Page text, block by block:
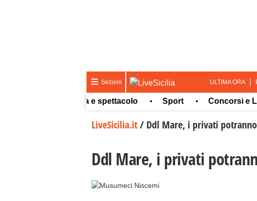
Sezioni ULTIMA ORA
Cultura e spettacolo • Sport • Concorsi e
LiveSicilia.it/ Ddl Mare, i privati
Ddl Mare, i privati